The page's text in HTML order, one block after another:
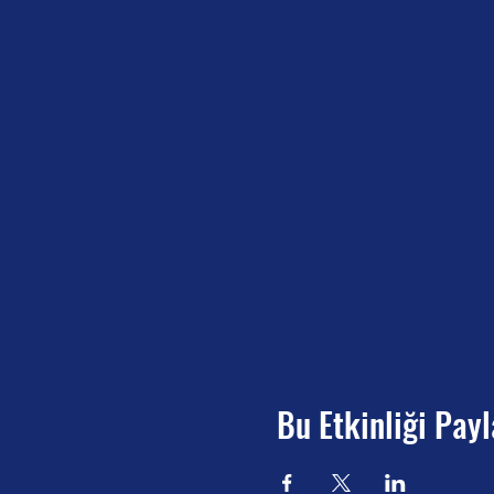
Bu Etkinliği